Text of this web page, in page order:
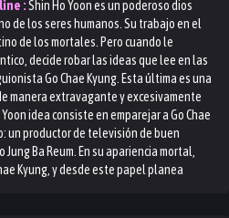
:Shin Ho Yoon es un poderoso dios
de los seres humanos. Su trabajo en el
de los mortales. Pero cuando le
decide robar las ideas que lee en las
Go Chae Kyung. Esta última es una
manera extravagante y excesivamente
idea consiste en emparejar a Go Chae
un productor de televisión de buen
Ba Reum. En su apariencia mortal,
Kyung, y desde este papel planea